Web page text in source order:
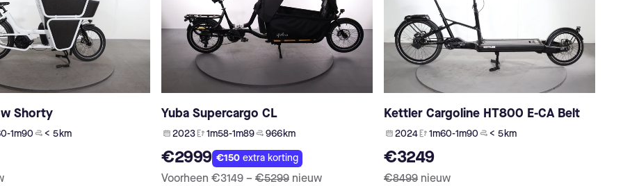
Shorty
1m90 < 5 km
Yuba Supercargo CL
2023 1m58-1m89 966 km
€2999 €150extra korting
Voorheen €3149 – €5299 nieuw
Kettler Cargoline HT800 E-CA Belt
2024 1m60-1m90 < 5 km
€3249
€8499 nieuw